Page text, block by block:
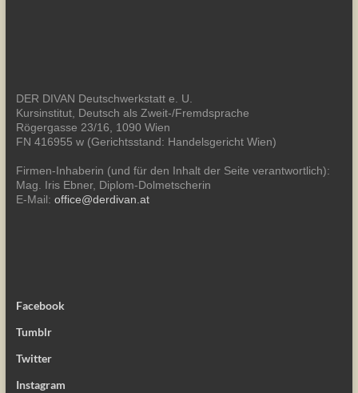
DER DIVAN Deutschwerkstatt e. U.
Kursinstitut, Deutsch als Zweit-/Fremdsprache
Rögergasse 23/16, 1090 Wien
FN 416955 w (Gerichtsstand: Handelsgericht Wien)
Firmen-Inhaberin (und für den Inhalt der Seite verantwortlich):
Mag. Iris Ebner, Diplom-Dolmetscherin
E-Mail: office@derdivan.at
Facebook
Tumblr
Twitter
Instagram